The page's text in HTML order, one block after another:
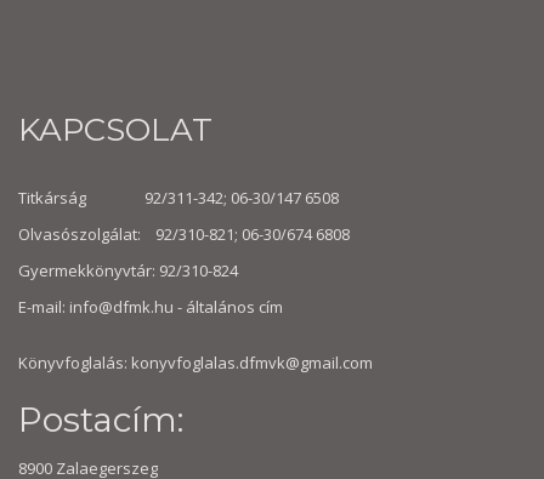
KAPCSOLAT
Titkárság 92/311-342; 06-30/147 6508
Olvasószolgálat: 92/310-821; 06-30/674 6808
Gyermekkönyvtár: 92/310-824
E-mail: info@dfmk.hu - általános cím
Könyvfoglalás: konyvfoglalas.dfmvk@gmail.com
Postacím:
8900 Zalaegerszeg